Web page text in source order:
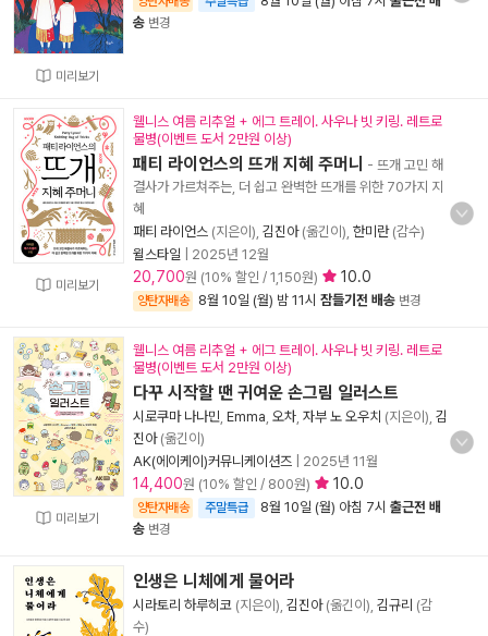
미리보기
송 변경
미리보기
웰니스 여름 리추얼 + 에그 트레이. 사우나 빗 키링. 레트로
물병(이벤트 도서 2만원 이상)
패티 라이언스의 뜨개 지혜 주머니 - 뜨개 고민 해
결사가 가르쳐주는, 더 쉽고 완벽한 뜨개를 위한 70가지 지
혜
패티 라이언스 (지은이), 김진아(옮긴이), 한미란(감수)
윌스타일
2025년 12월
20,700원 (10% 할인 / 1,150원) 10.0
양탄자배송 8월 10일 (월) 밤 11시 잠들기전 배송 변경
미리보기
웰니스 여름 리추얼 + 에그 트레이. 사우나 빗 키링. 레트로
물병(이벤트 도서 2만원 이상)
다꾸 시작할 땐 귀여운 손그림 일러스트
시로쿠마 나나민 Emma 오차 자부 노 오우치 (지은이), 김
진아(옮긴이)
AK(에이케이)커뮤니케이션즈
2025년 11월
14,400원 (10% 할인 / 800원) 10.0
양탄자배송 주말특급 8월 10일 (월) 아침 7시 출근전 배
송 변경
인생은 니체에게 물어라
시라토리 하루히코 (지은이), 김진아(옮긴이), 김규리 (감
수)